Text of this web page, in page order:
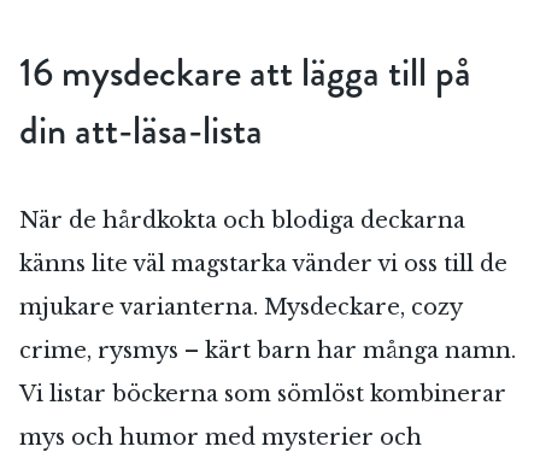
16 mysdeckare att lägga till på
din att-läsa-lista
När de hårdkokta och blodiga deckarna
känns lite väl magstarka vänder vi oss till de
mjukare varianterna. Mysdeckare, cozy
crime, rysmys – kärt barn har många namn.
Vi listar böckerna som sömlöst kombinerar
mys och humor med mysterier och